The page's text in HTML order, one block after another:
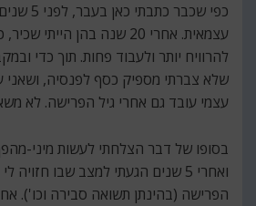
כפי שכבר
עצמאית. אחרי 20 שנה בהן
להרוויח יותר ולעבוד פחות. תוך כדי
שלא צברתי מספיק כסף לפנסיה, ושאני
עצמי עובד גם אחרי גיל הפרישה. לא
בסופו של דבר הצלחתי לעשות מיני-
ואחרי 5 שנים הגעתי למצב שבו
הפרישה (בהינתן תשואה סבירה וכו').